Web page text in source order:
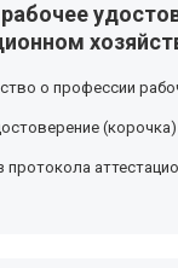
о профессии
протокола